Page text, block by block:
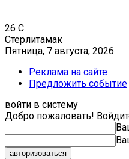
26 C
Стерлитамак
Пятница, 7 августа, 2026
Реклама на сайте
Предложить событие
войти в систему
Добро пожаловать!